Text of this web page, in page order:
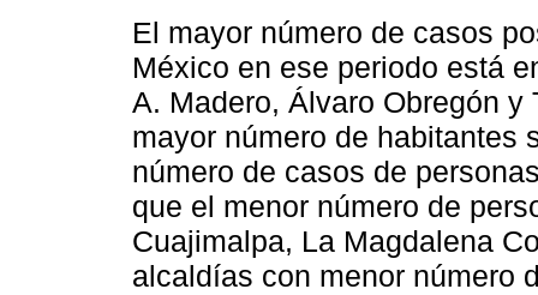
El mayor número de casos
México en ese periodo está
A. Madero, Álvaro Obregón
mayor número de habitantes
número de casos de
que el menor número de
Cuajimalpa, La Magdalena
alcaldías con menor número